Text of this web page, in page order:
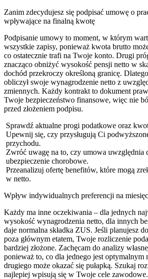
Zanim zdecydujesz się podpisać umowę o
wpływające na finalną kwotę
Podpisanie umowy to moment, w którym
wszystkie zapisy, ponieważ kwota brutto
co ostatecznie trafi na Twoje konto. Drugi
znacząco obniżyć wysokość pensji netto w
dochód przekroczy określoną granicę.
obliczył swoje wynagrodzenie netto z
zmiennych. Każdy kontrakt to dokument
Twoje bezpieczeństwo finansowe, więc nie
przed złożeniem podpisu.
Sprawdź aktualne progi podatkowe oraz
Upewnij się, czy przysługują Ci
przychodu.
Zwróć uwagę na to, czy umowa uwzględnia
ubezpieczenie chorobowe.
Przeanalizuj ofertę benefitów, które mogą
w netto.
Wpływ indywidualnych preferencji na
Każdy ma inne oczekiwania – dla jednych
wysokość wynagrodzenia netto, dla innych
daje normalna składka ZUS. Jeśli planujesz
poza głównym etatem, Twoje rozliczenie
bardziej złożone. Zachęcam do analizy
ponieważ to, co dla jednego jest optymalnym
drugiego może okazać się pułapką. Szukaj
najlepiej wpisują się w Twoje cele zawodowe.